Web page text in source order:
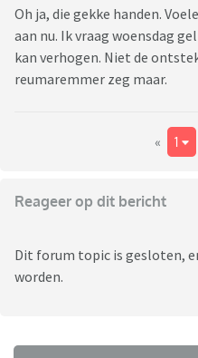
Oh ja, die gekke handen.
aan nu. Ik vraag woensdag
kan verhogen. Niet de
reumaremmer zeg maar.
« 1
Reageer op dit bericht
Dit forum topic is gesloten,
worden.